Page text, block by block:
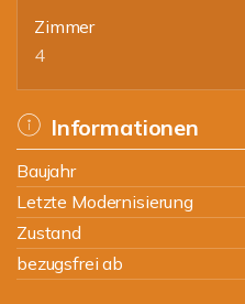
Zimmer
4
Informationen
Baujahr
Letzte Modernisierung
Zustand
bezugsfrei ab